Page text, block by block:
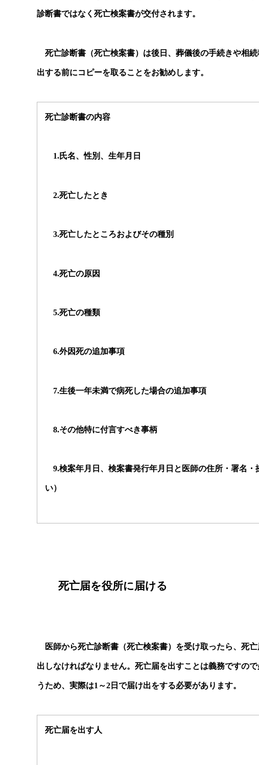
診断書ではなく死亡検案書が交付されます。
死亡診断書（死亡検案書）は後日、葬儀後の手続きや相
出する前にコピーを取ることをお勧めします。
死亡診断書の内容
1.氏名、性別、生年月日
2.死亡したとき
3.死亡したところおよびその種別
4.死亡の原因
5.死亡の種類
6.外因死の追加事項
7.生後一年未満で病死した場合の追加事項
8.その他特に付言すべき事柄
9.検案年月日、検案書発行年月日と医師の住所・署名
い）
死亡届を役所に届ける
医師から死亡診断書（死亡検案書）を受け取ったら、死
出しなければなりません。死亡届を出すことは義務ですの
うため、実際は1 ～2 日で届け出をする必要があります。
死亡届を出す人